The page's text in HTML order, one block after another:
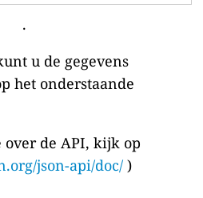
.
u de gegevens
het onderstaande
de API, kijk op
json-api/doc/ )